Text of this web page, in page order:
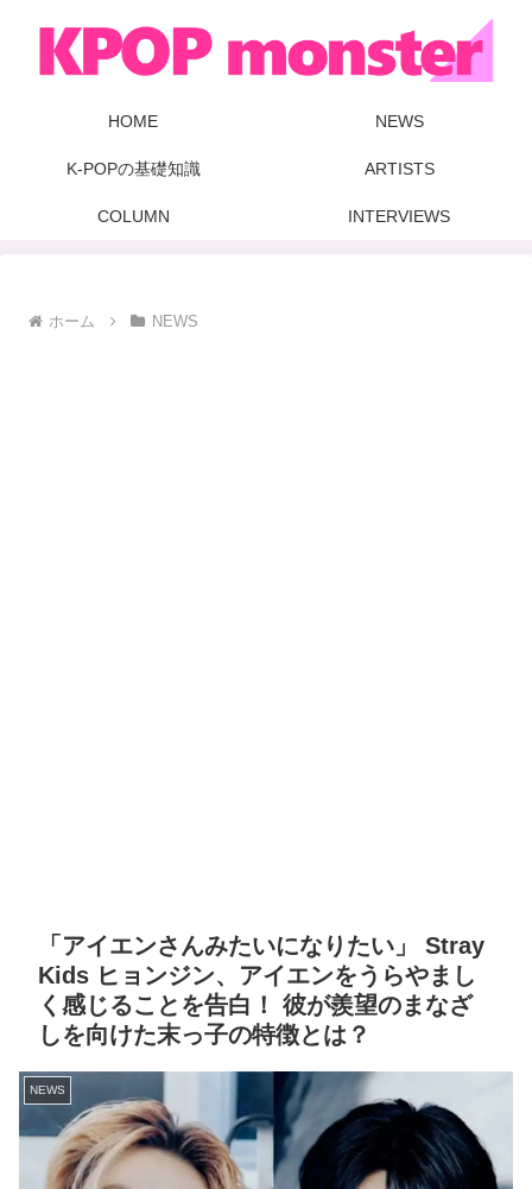
HOME NEWS
K-POPの基礎知識 ARTISTS
COLUMN INTERVIEWS
ホーム NEWS
「アイエンさんみたいになりたい」 Stray
Kids ヒョンジン、アイエンをうらやまし
く感じることを告白！ 彼が羨望のまなざ
しを向けた末っ子の特徴とは？
NEWS